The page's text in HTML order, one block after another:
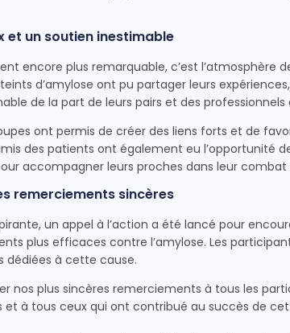
et un soutien inestimable
encore plus remarquable, c’est l’atmosphère
d’amylose ont pu partager leurs
de la part de leurs pairs et des professionnels
ont permis de créer des liens forts et de
des patients ont également eu l’opportunité
accompagner leurs proches dans leur combat
remerciements sincères
un appel à l’action a été lancé pour
plus efficaces contre l’amylose. Les
dédiées à cette cause.
nos plus sincères remerciements à tous les
à tous ceux qui ont contribué au succès de